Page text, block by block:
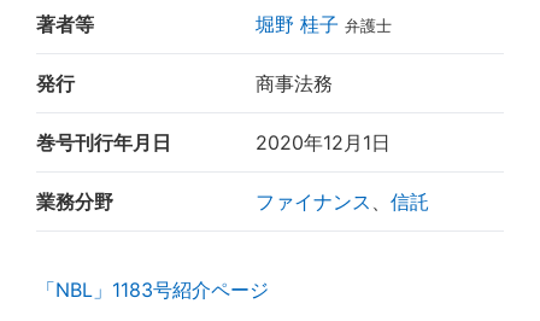
著者等 堀野 桂子 弁護士
発行 商事法務
巻号刊行年月日 2020年12月1日
業務分野 ファイナンス 、 信託
「NBL」1183号紹介ページ